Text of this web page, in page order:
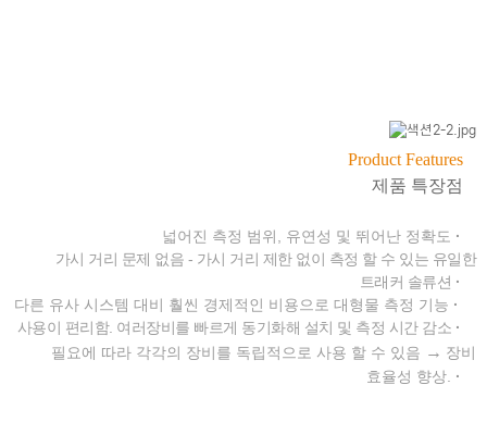
Product Features
제품 특장점
넓어진 측정 범위, 유연성 및 뛰어난 정확도 ·
가시 거리 문제 없음 - 가시 거리 제한 없이 측정 할 수 있는 유일한
트래커 솔류션 ·
다른 유사 시스템 대비 훨씬 경제적인 비용으로 대형물 측정 기능 ·
사용이 편리함. 여러장비를 빠르게 동기화해 설치 및 측정 시간 감소 ·
필요에 따라 각각의 장비를 독립적으로 사용 할 수 있음 → 장비
효율성 향상. ·